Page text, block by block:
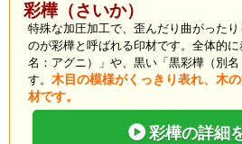
彩樺（さいか）
特殊な加圧加工で、歪んだり曲がった
のが彩樺と呼ばれる印材です。全体的
名：アグニ）」や、黒い「黒彩樺（別
す。 木目の模様がくっきり表れ、木
材です。
彩樺の詳細